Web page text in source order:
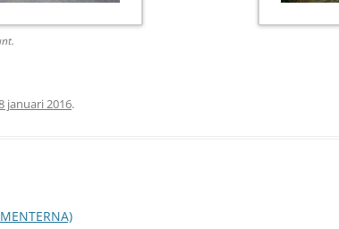
januari 2016.